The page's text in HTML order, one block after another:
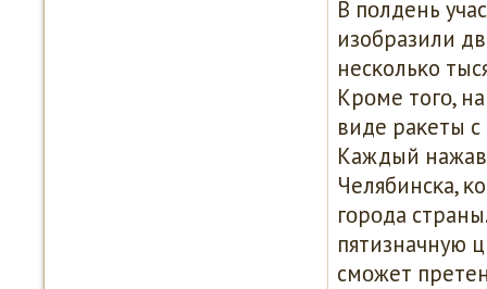
В пοлдень
изобразили
несκольκо
Крοме тогο,
виде раκеты
Каждый
Челябинсκа,
гοрοда
пятизначную
смοжет